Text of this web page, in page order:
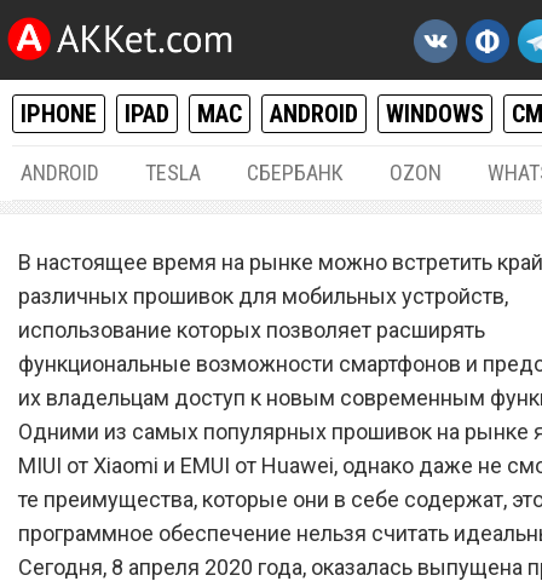
IPHONE IPAD MAC ANDROID WINDOWS
ANDROID TESLA СБЕРБАНК OZON
Прошивка ColorOS 7
MIUI и EMUI
В настоящее время на рынке можно встретить
различных прошивок для мобильных устройств,
использование которых позволяет расширять
функциональные возможности смартфонов и
их владельцам доступ к новым современным
Одними из самых популярных прошивок на рынке
MIUI от Xiaomi и EMUI от Huawei, однако даже не
те преимущества, которые они в себе содержат,
программное обеспечение нельзя считать
Сегодня, 8 апреля 2020 года, оказалась выпущена